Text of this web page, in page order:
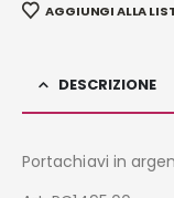
AGGIUNGI ALLA
DESCRIZIONE
Portachiavi in